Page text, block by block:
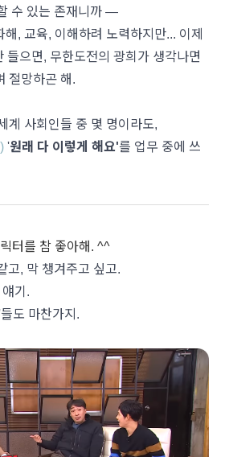
수 있는 존재니까 —
, 교육, 이해하려 노력하지만... 이제
들으면, 무한도전의 광희가 생각나면
절망하곤 해.
계 사회인들 중 몇 명이라도,
'원래 다 이렇게 해요'를 업무 중에 쓰
터를 참 좋아해. ^^
고, 막 챙겨주고 싶고.
기.
도 마찬가지.